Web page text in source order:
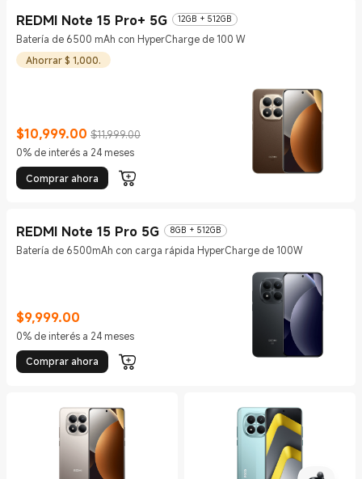
REDMI Note 15 Pro+ 5G 12GB + 512GB
Batería de 6500 mAh con HyperCharge de 100 W
Ahorrar $ 1,000.
$10,999.00
Current Price $10999
$11,999.00
Precio de comercialización $11,999.00
0% de interés a 24 meses
Comprar ahora
REDMI Note 15 Pro 5G 8GB + 512GB
Batería de 6500mAh con carga rápida HyperCharge de 100W
$9,999.00
Current Price $9999
0% de interés a 24 meses
Comprar ahora